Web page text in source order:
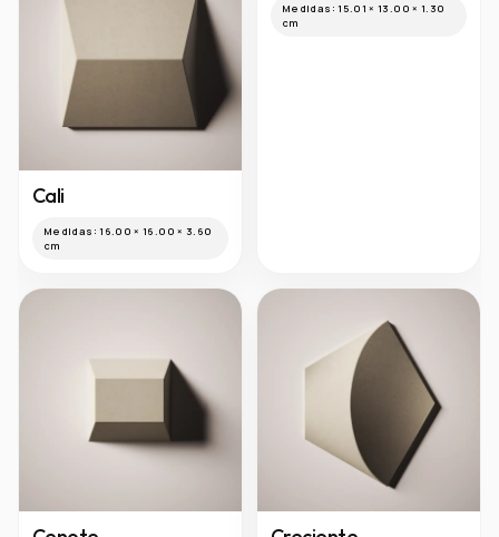
Cali
Medidas:16.00 × 16.00 × 3.60
cm
Medidas:15.01 × 13.00 × 1.30
cm